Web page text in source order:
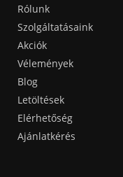
Rólunk
Szolgáltatásaink
Akciók
Vélemények
Blog
Letöltések
Elérhetőség
Ajánlatkérés